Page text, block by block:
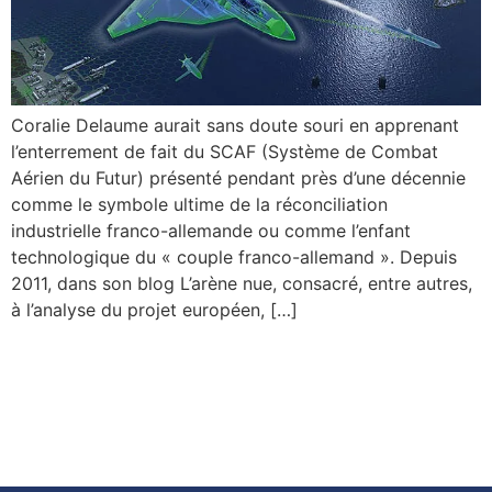
Coralie Delaume aurait sans doute souri en apprenant
l’enterrement de fait du SCAF (Système de Combat
Aérien du Futur) présenté pendant près d’une décennie
comme le symbole ultime de la réconciliation
industrielle franco-allemande ou comme l’enfant
technologique du « couple franco-allemand ». Depuis
2011, dans son blog L’arène nue, consacré, entre autres,
à l’analyse du projet européen, […]